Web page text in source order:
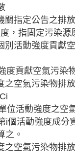
關指定公告之排
，指固定污染
別活動強度貢獻
度貢獻空氣污染
之空氣污染物排
位活動強度之空
i個活動強度成分
之。
之空氣污染物排